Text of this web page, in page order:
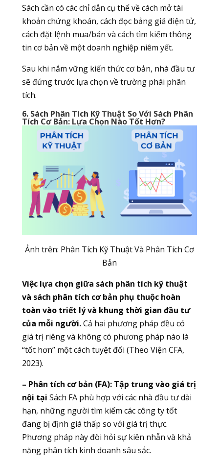
Sách cần có các chỉ dẫn cụ thể về cách mở tài
khoản chứng khoán, cách đọc bảng giá điện tử,
cách đặt lệnh mua/bán và cách tìm kiếm thông
tin cơ bản về một doanh nghiệp niêm yết.
Sau khi nắm vững kiến thức cơ bản, nhà đầu tư
sẽ đứng trước lựa chọn về trường phái phân
tích.
6. Sách Phân Tích Kỹ Thuật So Với Sách Phân
Tích Cơ Bản: Lựa Chọn Nào Tốt Hơn?
Ảnh trên: Phân Tích Kỹ Thuật Và Phân Tích Cơ
Bản
Việc lựa chọn giữa sách phân tích kỹ thuật
và sách phân tích cơ bản phụ thuộc hoàn
toàn vào triết lý và khung thời gian đầu tư
của mỗi người.Cả hai phương pháp đều có
giá trị riêng và không có phương pháp nào là
“tốt hơn” một cách tuyệt đối (Theo Viện CFA,
2023).
– Phân tích cơ bản (FA): Tập trung vào giá trị
nội tại Sách FA phù hợp với các nhà đầu tư dài
hạn, những người tìm kiếm các công ty tốt
đang bị định giá thấp so với giá trị thực.
Phương pháp này đòi hỏi sự kiên nhẫn và khả
năng phân tích kinh doanh sâu sắc.